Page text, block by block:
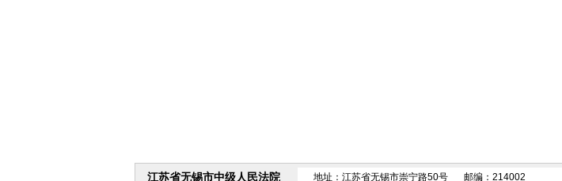
江苏省无锡市中级人民法院 地址：江苏省无锡市崇宁路50号 邮编：214002